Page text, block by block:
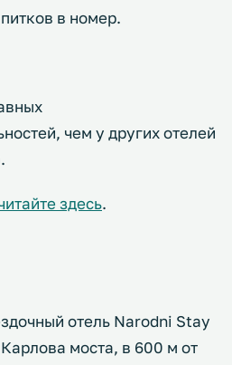
в номер.
чем у других отелей
здесь.
отель Narodni Stay
моста, в 600 м от